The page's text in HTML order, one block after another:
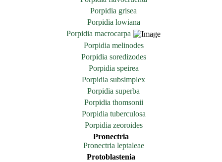
Porpidia grisea
Porpidia lowiana
Porpidia macrocarpa
Porpidia melinodes
Porpidia soredizodes
Porpidia speirea
Porpidia subsimplex
Porpidia superba
Porpidia thomsonii
Porpidia tuberculosa
Porpidia zeoroides
Pronectria
Pronectria leptaleae
Protoblastenia